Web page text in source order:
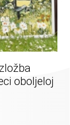
oboljeloj